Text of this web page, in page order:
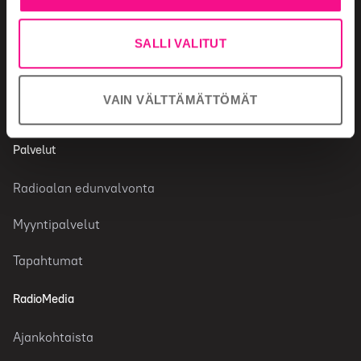
SALLI VALITUT
VAIN VÄLTTÄMÄTTÖMÄT
Tutkimustietoa radiosta
Palvelut
Radioalan edunvalvonta
Myyntipalvelut
Tapahtumat
RadioMedia
Ajankohtaista